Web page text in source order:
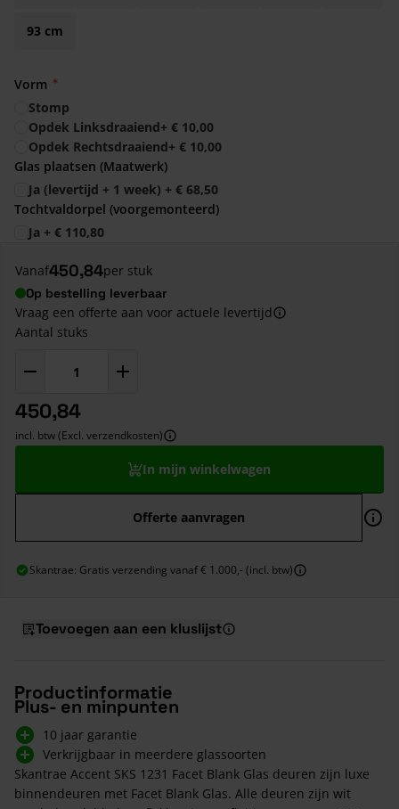
93 cm
Vorm
Stomp
Opdek Linksdraaiend+ € 10,00
Opdek Rechtsdraaiend+ € 10,00
Glas plaatsen (Maatwerk)
Ja (levertijd + 1 week) + € 68,50
Tochtvaldorpel (voorgemonteerd)
Ja + € 110,80
Vanaf450,84per stuk
Op bestelling leverbaar
Vraag een offerte aan voor actuele levertijd
Aantal stuks
450,84
incl. btw (Excl. verzendkosten)
In mijn winkelwagen
Offerte aanvragen
Skantrae: Gratis verzending vanaf € 1.000,- (incl. btw)
Toevoegen aan een kluslijst
Productinformatie
Plus- en minpunten
10 jaar garantie
Verkrijgbaar in meerdere glassoorten
Skantrae Accent SKS 1231 Facet Blank Glas deuren zijn luxe
binnendeuren met Facet Blank Glas. Alle deuren zijn wit